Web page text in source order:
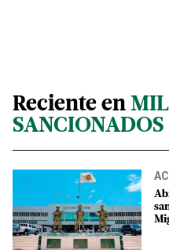
Reciente en
SANCIONADOS